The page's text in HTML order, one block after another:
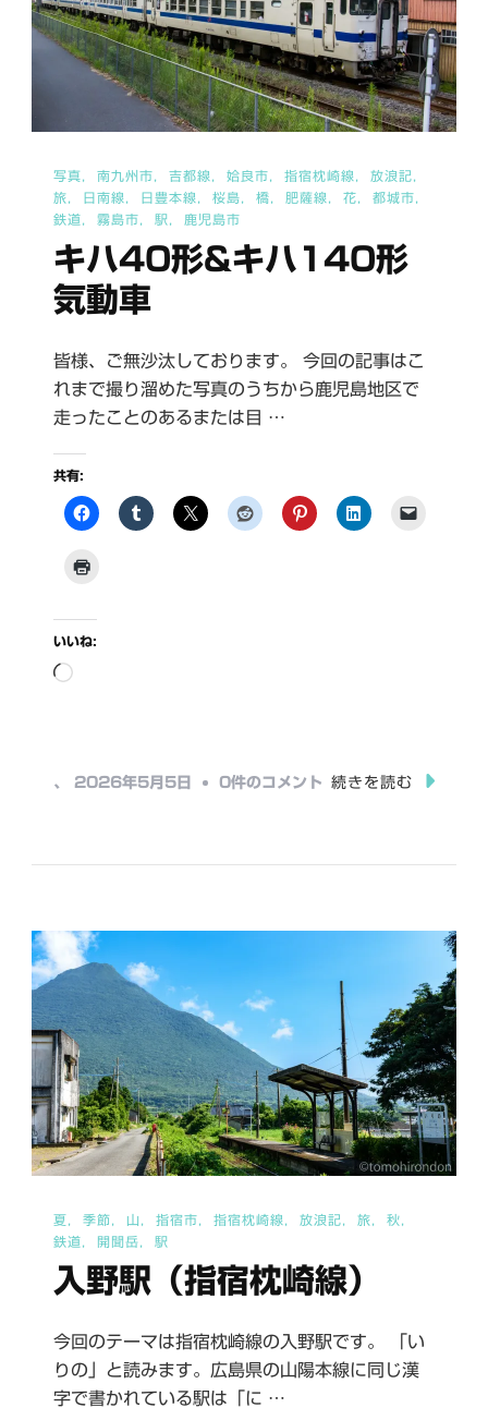
鹿
児
島
駅
で）
へ
の
写真 南九州市 吉都線 姶良市 指宿枕崎線
放浪記
旅
日南線 日豊本線 桜島 橋 肥薩線 花
都城市
鉄道
霧島市 駅 鹿児島市
キハ40形&キハ140形
気動車
皆様、ご無沙汰しております。 今回の記事はこ
れまで撮り溜めた写真のうちから鹿児島地区で
走ったことのあるまたは目 …
共有:
いいね:
読
中…
、 2026年5月5日 キ
140
形
気
動
車
へ
0件のコメント 続きを読む
夏 季節 山 指宿市 指宿枕崎線 放浪記 旅
秋
鉄道
開聞岳 駅
入野駅（指宿枕崎線）
今回のテーマは指宿枕崎線の入野駅です。 「い
りの」と読みます。広島県の山陽本線に同じ漢
字で書かれている駅は「に …